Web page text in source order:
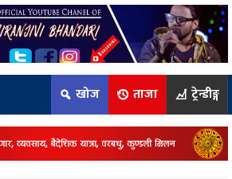
खोज ताजा ट्रेन्डीङ्ग